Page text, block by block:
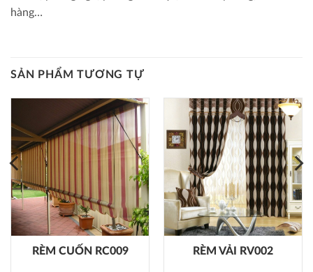
hàng…
SẢN PHẨM TƯƠNG TỰ
RÈM CUỐN RC009 RÈM VẢI RV002